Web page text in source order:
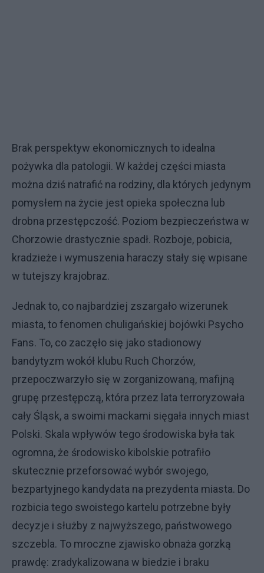
Brak perspektyw ekonomicznych to idealna
pożywka dla patologii. W każdej części miasta
można dziś natrafić na rodziny, dla których jedynym
pomysłem na życie jest opieka społeczna lub
drobna przestępczość. Poziom bezpieczeństwa w
Chorzowie drastycznie spadł. Rozboje, pobicia,
kradzieże i wymuszenia haraczy stały się wpisane
w tutejszy krajobraz.
Jednak to, co najbardziej zszargało wizerunek
miasta, to fenomen chuligańskiej bojówki Psycho
Fans. To, co zaczęło się jako stadionowy
bandytyzm wokół klubu Ruch Chorzów,
przepoczwarzyło się w zorganizowaną, mafijną
grupę przestępczą, która przez lata terroryzowała
cały Śląsk, a swoimi mackami sięgała innych miast
Polski. Skala wpływów tego środowiska była tak
ogromna, że środowisko kibolskie potrafiło
skutecznie przeforsować wybór swojego,
bezpartyjnego kandydata na prezydenta miasta. Do
rozbicia tego swoistego kartelu potrzebne były
decyzje i służby z najwyższego, państwowego
szczebla. To mroczne zjawisko obnaża gorzką
prawdę: zradykalizowana w biedzie i braku